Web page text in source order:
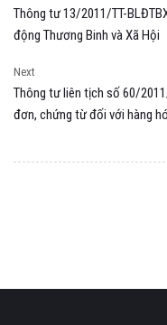
Thông tư 13/2011/TT-
động Thương Binh và Xã Hội
Next
Thông tư liên tịch số 60/
đơn, chứng từ đối với hàng